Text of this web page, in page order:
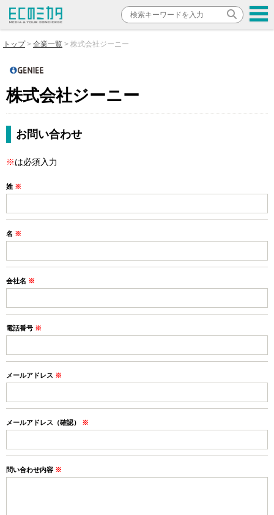
トップ 企業一覧 株式会社ジーニー
株式会社ジーニー
お問い合わせ
※は必須入力
姓 ※
名 ※
会社名 ※
電話番号 ※
メールアドレス ※
メールアドレス（確認） ※
問い合わせ内容 ※